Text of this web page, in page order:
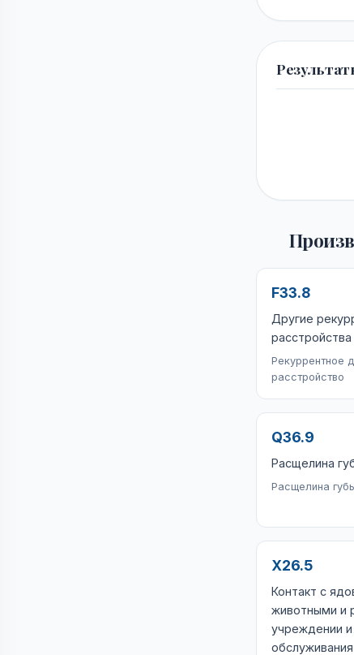
F33.8
Другие
расстройства
Рекуррентное
расстройство
Q36.9
Расщелина
Расщелина
X26.5
Контакт с
животными и
учреждении и
обслуживания